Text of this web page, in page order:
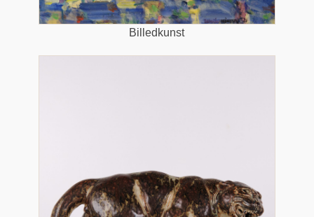
Billedkunst